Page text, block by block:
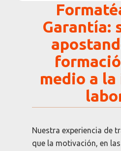
Garantía:
medio a
Nuestra experiencia de
que la motivación, en